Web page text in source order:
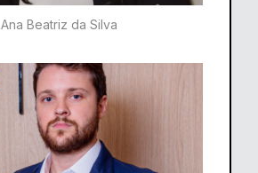
Ana Beatriz da Silva